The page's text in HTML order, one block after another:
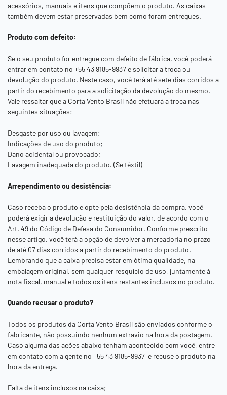
acessórios, manuais e itens que compõem o produto. As caixas
também devem estar preservadas bem como foram entregues.
Produto com defeito:
Se o seu produto for entregue com defeito de fábrica, você poderá
entrar em contato no +55 43 9185-9937 e solicitar a troca ou
devolução do produto. Neste caso, você terá até sete dias corridos a
partir do recebimento para a solicitação da devolução do mesmo.
Vale ressaltar que a Corta Vento Brasil não efetuará a troca nas
seguintes situações:
Desgaste por uso ou lavagem;
Indicações de uso do produto;
Dano acidental ou provocado;
Lavagem inadequada do produto. (Se têxtil)
Arrependimento ou desistência:
Caso receba o produto e opte pela desistência da compra, você
poderá exigir a devolução e restituição do valor, de acordo com o
Art. 49 do Código de Defesa do Consumidor. Conforme prescrito
nesse artigo, você terá a opção de devolver a mercadoria no prazo
de até 07 dias corridos a partir do recebimento do produto.
Lembrando que a caixa precisa estar em ótima qualidade, na
embalagem original, sem qualquer resquício de uso, juntamente à
nota fiscal, manual e todos os itens restantes inclusos no produto.
Quando recusar o produto?
Todos os produtos da Corta Vento Brasilsão enviados conforme o
fabricante, não possuindo nenhum extravio na hora da postagem.
Caso alguma das ações abaixo tenham acontecido com você, entre
em contato com a gente no +55 43 9185-9937 e recuse o produto na
hora da entrega.
Falta de itens inclusos na caixa;